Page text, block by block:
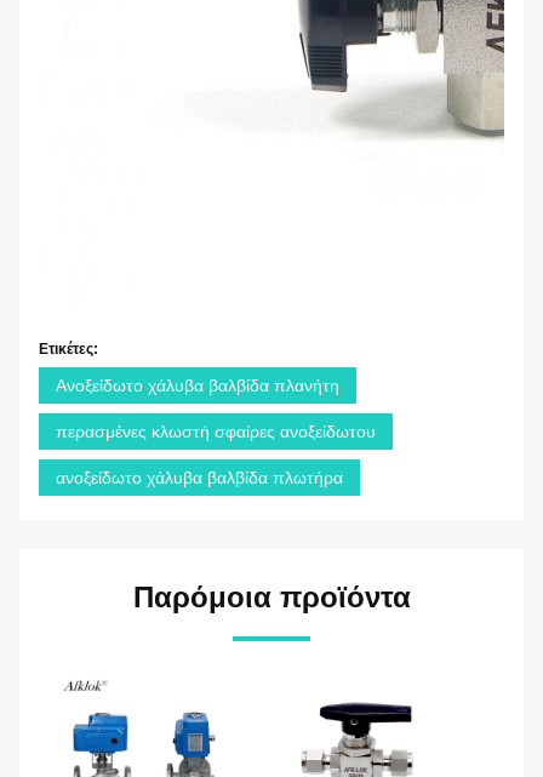
Ετικέτες:
Ανοξείδωτο χάλυβα βαλβίδα πλανήτη
περασμένες κλωστή σφαίρες ανοξείδωτου
ανοξείδωτο χάλυβα βαλβίδα πλωτήρα
Παρόμοια προϊόντα